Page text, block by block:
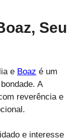
Seu
e Boaz é um
A
reverência e
e interesse